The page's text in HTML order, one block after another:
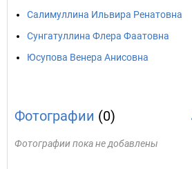
Салимуллина Ильвира Ренатовна
Сунгатуллина Флера Фаатовна
Юсупова Венера Анисовна
Фотографии (0)
Фотографии пока не добавлены